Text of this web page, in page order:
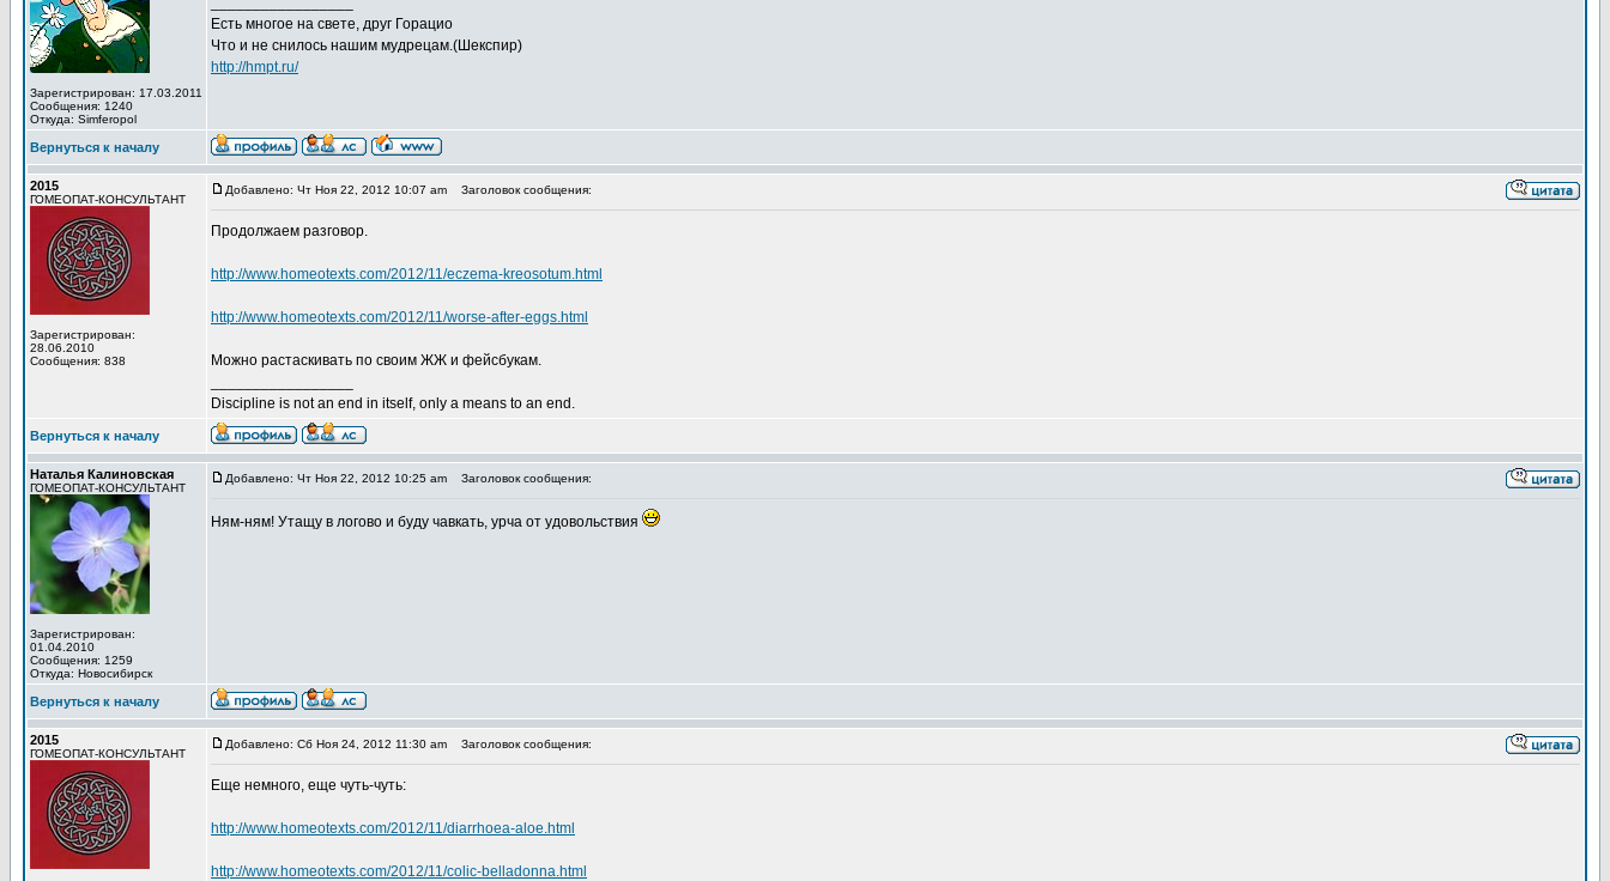
Зарегистрирован: 17.03.2011
Сообщения: 1240
Откуда: Simferopol
Есть многое на свете, друг Горацио
Что и не снилось нашим мудрецам.(Шекспир)
http://hmpt.ru/
Вернуться к началу
2015
ГОМЕОПАТ-КОНСУЛЬТАНТ
Зарегистрирован:
28.06.2010
Сообщения: 838
Добавлено: Чт Ноя 22, 2012 10:07 am Заголовок сообщения:
Продолжаем разговор.
http://www.homeotexts.com/2012/11/eczema-kreosotum.html
http://www.homeotexts.com/2012/11/worse-after-eggs.html
Можно растаскивать по своим ЖЖ и фейсбукам.
Discipline is not an end in itself, only a means to an end.
Вернуться к началу
Наталья Калиновская
ГОМЕОПАТ-КОНСУЛЬТАНТ
Зарегистрирован:
01.04.2010
Сообщения: 1259
Откуда: Новосибирск
Добавлено: Чт Ноя 22, 2012 10:25 am Заголовок сообщения:
Ням-ням! Утащу в логово и буду чавкать, урча от удовольствия
Вернуться к началу
2015
ГОМЕОПАТ-КОНСУЛЬТАНТ
Добавлено: Сб Ноя 24, 2012 11:30 am Заголовок сообщения:
Еще немного, еще чуть-чуть:
http://www.homeotexts.com/2012/11/diarrhoea-aloe.html
http://www.homeotexts.com/2012/11/colic-belladonna.html